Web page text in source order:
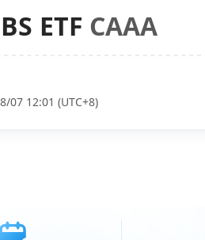
ETF CAAA
07 12:01 (UTC+8)